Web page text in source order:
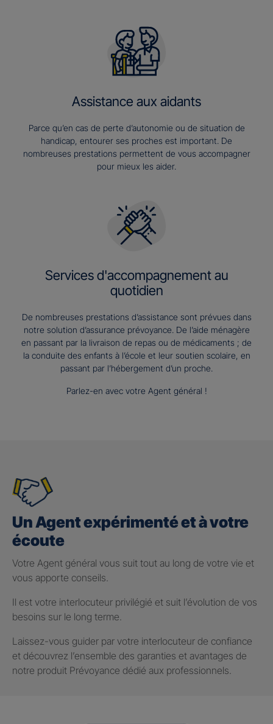
Assistance aux aidants
Parce qu’en cas de perte d’autonomie ou de situation de
handicap, entourer ses proches est important. De
nombreuses prestations permettent de vous accompagner
pour mieux les aider.
Services d'accompagnement au
quotidien
De nombreuses prestations d’assistance sont prévues dans
notre solution d’assurance prévoyance. De l’aide ménagère
en passant par la livraison de repas ou de médicaments ; de
la conduite des enfants à l’école et leur soutien scolaire, en
passant par l’hébergement d’un proche.
Parlez-en avec votre Agent général !
Un Agent expérimenté et à votre
écoute
Votre Agent général vous suit tout au long de votre vie et
vous apporte conseils.
Il est votre interlocuteur privilégié et suit l’évolution de vos
besoins sur le long terme.
Laissez-vous guider par votre interlocuteur de confiance
et découvrez l’ensemble des garanties et avantages de
notre produit Prévoyance dédié aux professionnels.